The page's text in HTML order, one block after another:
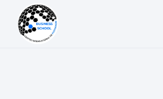
contenido